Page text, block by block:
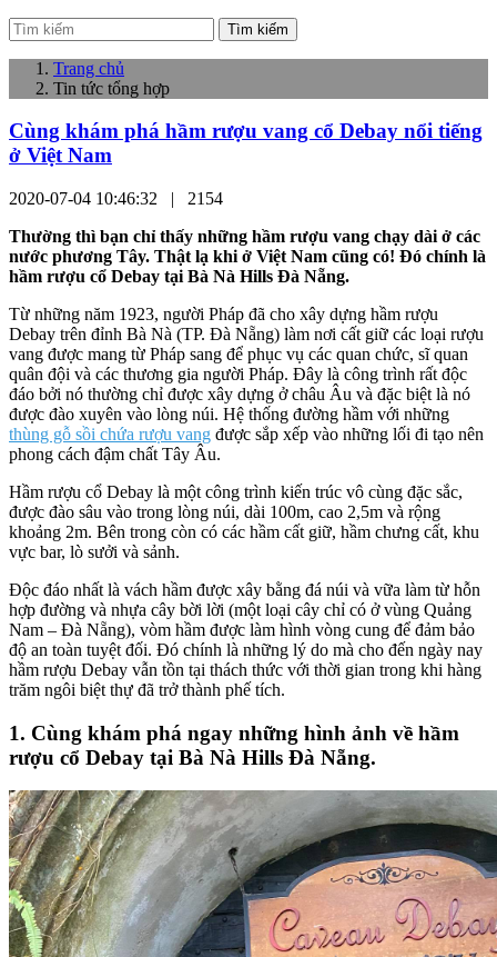
Tìm kiếm
Trang chủ
Tin tức tổng hợp
Cùng khám phá hầm rượu vang cổ Debay nổi tiếng
ở Việt Nam
2020-07-04 10:46:32 | 2154
Thường thì bạn chỉ thấy những hầm rượu vang chạy dài ở các
nước phương Tây. Thật lạ khi ở Việt Nam cũng có! Đó chính là
hầm rượu cổ Debay tại Bà Nà Hills Đà Nẵng.
Từ những năm 1923, người Pháp đã cho xây dựng hầm rượu
Debay trên đỉnh Bà Nà (TP. Đà Nẵng) làm nơi cất giữ các loại rượu
vang được mang từ Pháp sang để phục vụ các quan chức, sĩ quan
quân đội và các thương gia người Pháp. Đây là công trình rất độc
đáo bởi nó thường chỉ được xây dựng ở châu Âu và đặc biệt là nó
được đào xuyên vào lòng núi. Hệ thống đường hầm với những
thùng gỗ sồi chứa rượu vang được sắp xếp vào những lối đi tạo nên
phong cách đậm chất Tây Âu.
Hầm rượu cổ Debay là một công trình kiến trúc vô cùng đặc sắc,
được đào sâu vào trong lòng núi, dài 100m, cao 2,5m và rộng
khoảng 2m. Bên trong còn có các hầm cất giữ, hầm chưng cất, khu
vực bar, lò sưởi và sảnh.
Độc đáo nhất là vách hầm được xây bằng đá núi và vữa làm từ hỗn
hợp đường và nhựa cây bời lời (một loại cây chỉ có ở vùng Quảng
Nam – Đà Nẵng), vòm hầm được làm hình vòng cung để đảm bảo
độ an toàn tuyệt đối. Đó chính là những lý do mà cho đến ngày nay
hầm rượu Debay vẫn tồn tại thách thức với thời gian trong khi hàng
trăm ngôi biệt thự đã trở thành phế tích.
1. Cùng khám phá ngay những hình ảnh về hầm
rượu cổ Debay tại Bà Nà Hills Đà Nẵng.